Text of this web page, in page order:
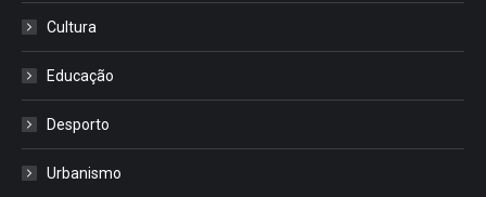
Cultura
Educação
Desporto
Urbanismo